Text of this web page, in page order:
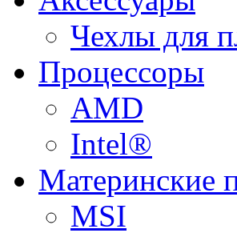
Чехлы для
Процессоры
AMD
Intel®
Материнские
MSI